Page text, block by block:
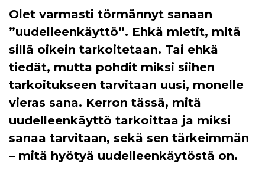
Olet varmasti törmännyt sanaan
”uudelleenkäyttö”. Ehkä mietit, mitä
sillä oikein tarkoitetaan. Tai ehkä
tiedät, mutta pohdit miksi siihen
tarkoitukseen tarvitaan uusi, monelle
vieras sana. Kerron tässä, mitä
uudelleenkäyttö tarkoittaa ja miksi
sanaa tarvitaan, sekä sen tärkeimmän
– mitä hyötyä uudelleenkäytöstä on.